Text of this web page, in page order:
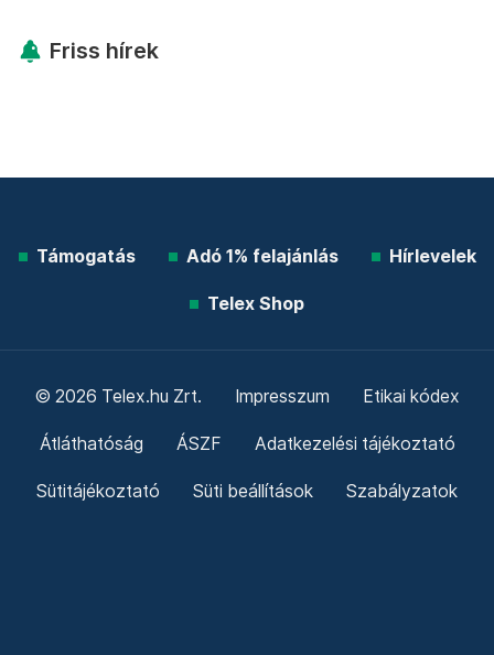
Friss hírek
Támogatás Adó 1% felajánlás Hírlevelek
Telex Shop
© 2026 Telex.hu Zrt. Impresszum Etikai kódex
Átláthatóság ÁSZF Adatkezelési tájékoztató
Sütitájékoztató Süti beállítások Szabályzatok